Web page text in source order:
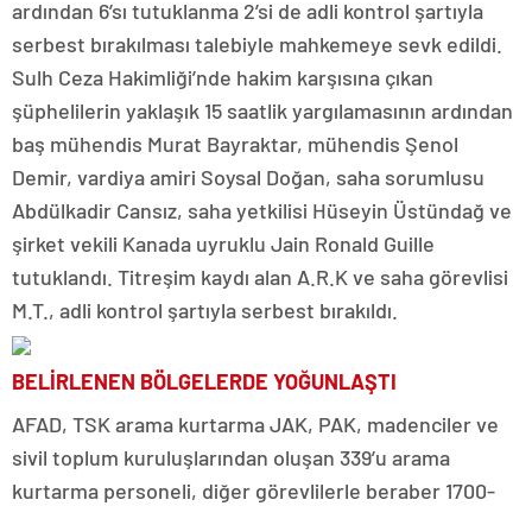
ardından 6’sı tutuklanma 2’si de adli kontrol şartıyla
serbest bırakılması talebiyle mahkemeye sevk edildi.
Sulh Ceza Hakimliği’nde hakim karşısına çıkan
şüphelilerin yaklaşık 15 saatlik yargılamasının ardından
baş mühendis Murat Bayraktar, mühendis Şenol
Demir, vardiya amiri Soysal Doğan, saha sorumlusu
Abdülkadir Cansız, saha yetkilisi Hüseyin Üstündağ ve
şirket vekili Kanada uyruklu Jain Ronald Guille
tutuklandı. Titreşim kaydı alan A.R.K ve saha görevlisi
M.T., adli kontrol şartıyla serbest bırakıldı.
BELİRLENEN BÖLGELERDE YOĞUNLAŞTI
AFAD, TSK arama kurtarma JAK, PAK, madenciler ve
sivil toplum kuruluşlarından oluşan 339’u arama
kurtarma personeli, diğer görevlilerle beraber 1700-